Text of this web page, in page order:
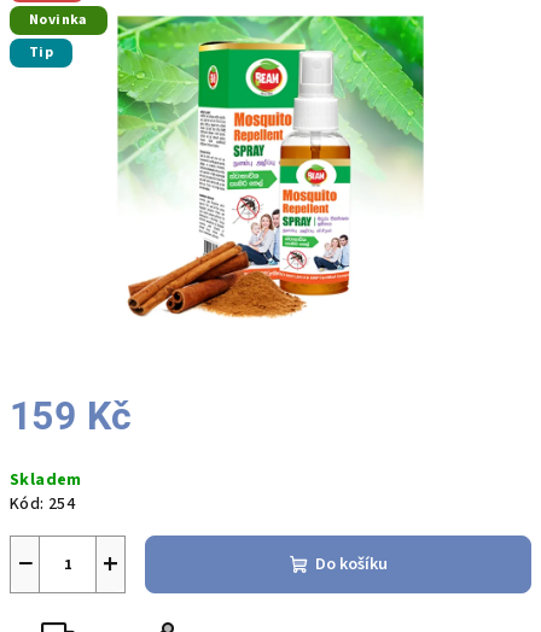
159 Kč
cena:
Skladem
Kód: 254
+
− Do košíku
je
5,0
z
5
hvězdiček.
Novinka
Tip